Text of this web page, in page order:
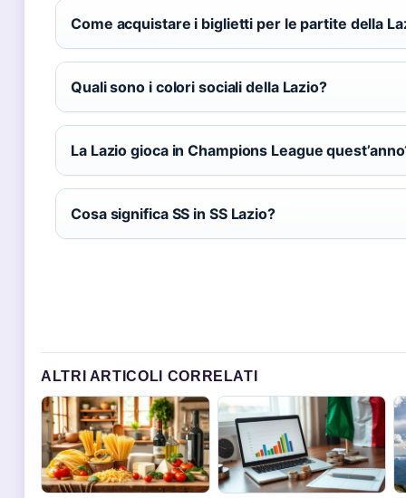
Come acquistare i biglietti per le partite della
Quali sono i colori sociali della Lazio?
La Lazio gioca in Champions League
Cosa significa SS in SS Lazio?
ALTRI ARTICOLI CORRELATI